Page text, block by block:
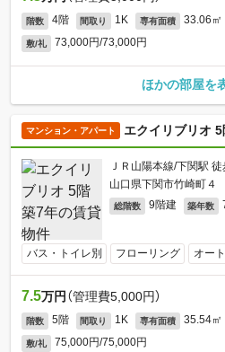
階数 4階 間取り 1K 専有面積 33.06㎡
敷/礼 73,000円/73,000円
ほかの部屋を
マンション・アパート エクイリブリオ
ＪＲ山陽本線/下関駅
山口県下関市竹崎町４
総階数 9階建 築年数
バス・トイレ別 フローリング オー
7.5万円 （管理費5,000円）
階数 5階 間取り 1K 専有面積 35.54㎡
敷/礼 75,000円/75,000円